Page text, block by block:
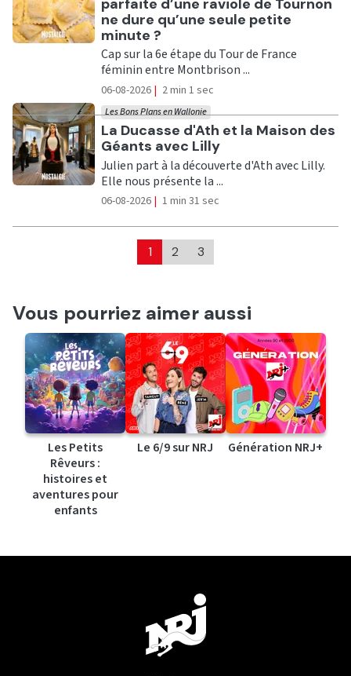
ne dure qu’une seule petite
minute ?
Cap sur la 6e étape du Tour de France
féminin entre Montbrison ...
06-08-2026 | 2 min 1 sec
Ecouter
La Ducasse d'Ath et la Maison des
Géants avec Lilly
Les Bons Plans en Wallonie
Julien part à la découverte d'Ath avec Lilly.
Elle nous présente la ...
06-08-2026 | 1 min 31 sec
1 2 3
Vous pourriez aimer aussi
Les Petits
Rêveurs :
histoires et
aventures pour
enfants
Le 6/9 sur NRJ Génération NRJ+